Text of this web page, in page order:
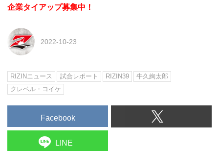
企業タイアップ募集中！
2022-10-23
RIZINニュース 試合レポート RIZIN39
牛久絢太郎
クレベル・コイケ
Facebook
LINE